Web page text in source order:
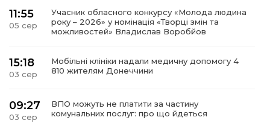
11:55
05 сер
Учасник обласного конкурсу «Молода людина
року – 2026» у номінація «Творці змін та
можливостей» Владислав Воробйов
15:18
03 сер
Мобільні клініки надали медичну допомогу 4
810 жителям Донеччини
09:27
03 сер
ВПО можуть не платити за частину
комунальних послуг: про що йдеться